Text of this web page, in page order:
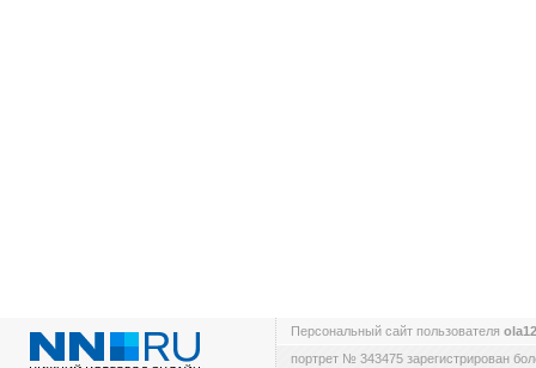
Персональный сайт пользователя
портрет № 343475 зарегистрирован